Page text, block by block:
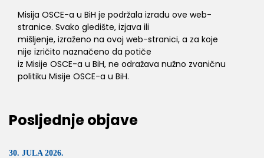
Misija OSCE-a u BiH je podržala izradu ove web-
stranice. Svako gledište, izjava ili
mišljenje, izraženo na ovoj web-stranici, a za koje
nije izričito naznačeno da potiče
iz Misije OSCE-a u BiH, ne odražava nužno zvaničnu
politiku Misije OSCE-a u BiH.
Posljednje objave
30. JULA 2026.